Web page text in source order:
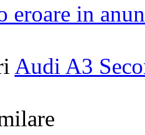
eroare in
Audi A3